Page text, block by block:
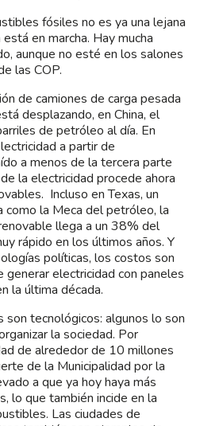
fósiles no es ya una lejana
en marcha. Hay mucha
aunque no esté en los salones
las COP.
de camiones de carga pesada
desplazando, en China, el
de petróleo al día. En
a partir de
a menos de la tercera parte
la electricidad procede ahora
Incluso en Texas, un
como la Meca del petróleo, la
llega a un 38% del
rápido en los últimos años. Y
políticas, los costos son
electricidad con paneles
la última década.
tecnológicos: algunos lo son
la sociedad. Por
de alrededor de 10 millones
de la Municipalidad por la
a que ya hoy haya más
lo que también incide en la
Las ciudades de